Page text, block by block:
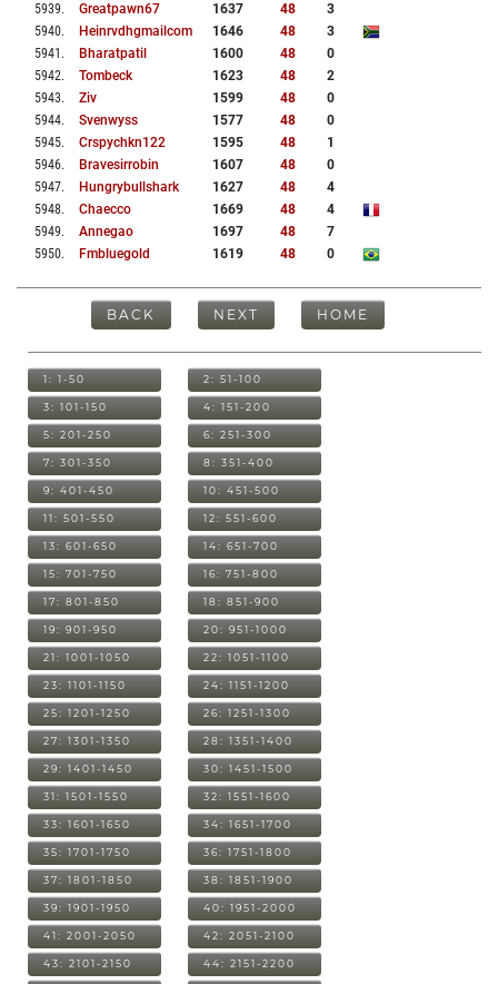
5939. Greatpawn67 1637 48
3
5940. Heinrvdhgmailcom 1646 48
3
5941 . Bharatpatil 1600 48
0
5942. Tombeck 1623 48
2
5943. Ziv 1599 48
0
5944. Svenwyss 1577 48
0
5945. Crspychkn122 1595 48
1
5946. Bravesirrobin 1607 48
0
5947. Hungrybullshark 1627 48
4
5948. Chaecco 1669 48
4
5949. Annegao 1697 48
7
5950. Fmbluegold 1619 48 0
BACK NEXT HOME
1: 1-50 2: 51-100
3: 101-150 4: 151-200
5: 201-250 6: 251-300
7: 301-350 8: 351-400
9: 401-450 10: 451-500
11: 501-550 12: 551-600
13: 601-650 14: 651-700
15: 701-750 16: 751-800
17: 801-850 18: 851-900
19: 901-950 20: 951-1000
21: 1001-1050 22: 1051-1100
23: 1101-1150 24: 1151-1200
25: 1201-1250 26: 1251-1300
27: 1301-1350 28: 1351-1400
29: 1401-1450 30: 1451-1500
31: 1501-1550 32: 1551-1600
33: 1601-1650 34: 1651-1700
35: 1701-1750 36: 1751-1800
37: 1801-1850 38: 1851-1900
39: 1901-1950 40: 1951-2000
41: 2001-2050 42: 2051-2100
43: 2101-2150 44: 2151-2200